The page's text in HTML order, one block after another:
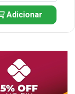
Adicionar